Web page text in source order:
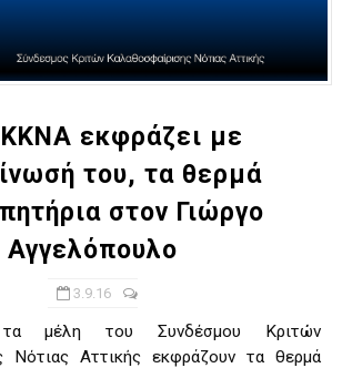
εκφράζει με
του, τα θερμά
στον Γιώργο
Αγγελόπουλο
3.9.16
μέλη του Συνδέσμου Κριτών
Νότιας Αττικής εκφράζουν τα θερμά